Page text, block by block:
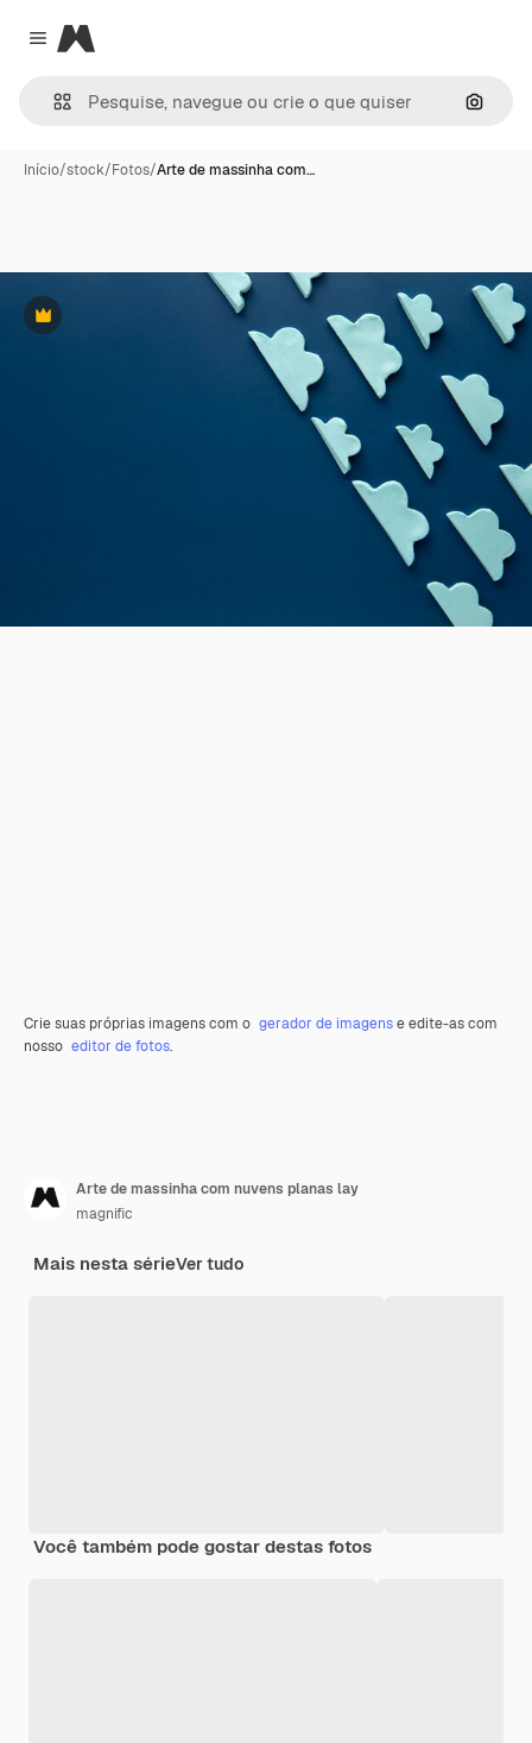
Close menu
Magnific
Início/stock/Fotos/Arte de massinha com…
Premium
Crie suas próprias imagens com o gerador de imagense edite-as com
nosso editor de fotos.
Arte de massinha com nuvens planas lay
magnific
Mais nesta sérieVer tudo
Você também pode gostar destas fotos